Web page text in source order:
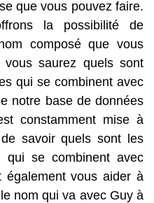
que vous pouvez faire.
la possibilité de
composé que vous
vous saurez quels sont
qui se combinent avec
notre base de données
constamment mise à
savoir quels sont les
qui se combinent avec
vous aider à
nom qui va avec Guy à